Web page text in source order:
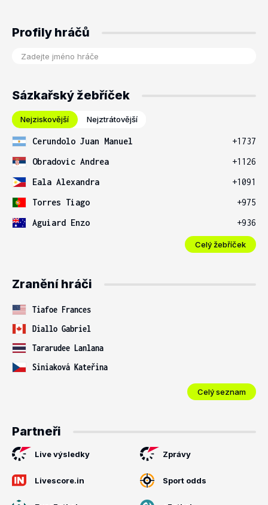
Profily hráčů
Sázkařský žebříček
Nejziskovější Nejztrátovější
Cerundolo Juan Manuel
+1737
Obradovic Andrea
+1126
Eala Alexandra
+1091
Torres Tiago
+975
Aguiard Enzo
+936
Celý žebříček
Zranění hráči
Tiafoe Frances
Diallo Gabriel
Tararudee Lanlana
Siniaková Kateřina
Celý seznam
Partneři
Live výsledky Zprávy
Livescore.in Sport odds